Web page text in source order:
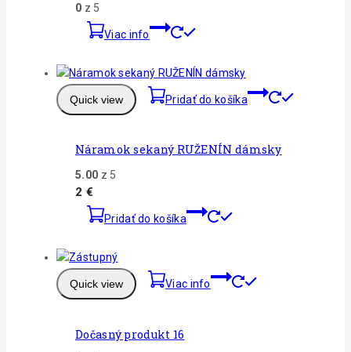
0 z 5
Viac info
Quick view Pridať do košíka
Náramok sekaný RUŽENÍN dámsky
5.00 z 5
2 €
Pridať do košíka
Quick view Viac info
Dočasný produkt 16